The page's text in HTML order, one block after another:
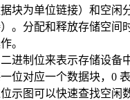
块为单位链接）和空闲
。分配和释放存储空间
。
进制位来表示存储设备
位对应一个数据块，0
示图可以快速查找空闲